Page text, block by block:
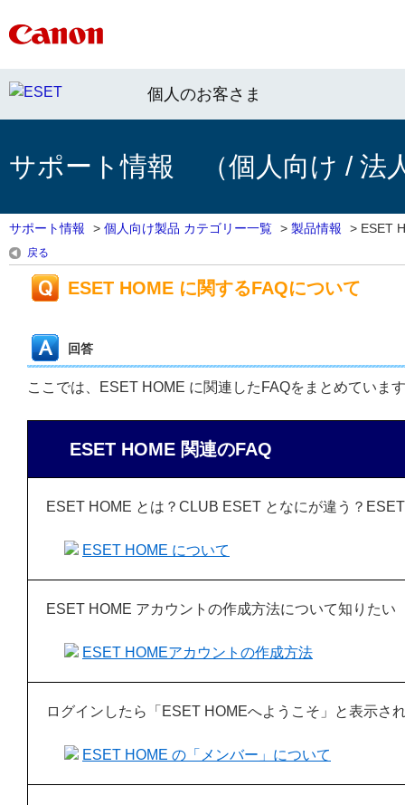
個人のお客さま
サポート情報 （個人向け / 法
サポート情報 > 個人向け製品 カテゴリー一覧 > 製品情報 > ESET
戻る
ESET HOME に関するFAQについて
回答
ここでは、ESET HOME に関連したFAQをまとめていま
ESET HOME 関連のFAQ
ESET HOME とは？CLUB ESET となにが違う？
ESET HOME について
ESET HOME アカウントの作成方法について知りたい
ESET HOMEアカウントの作成方法
ログインしたら「ESET HOMEへようこそ」と表示
ESET HOME の「メンバー」について